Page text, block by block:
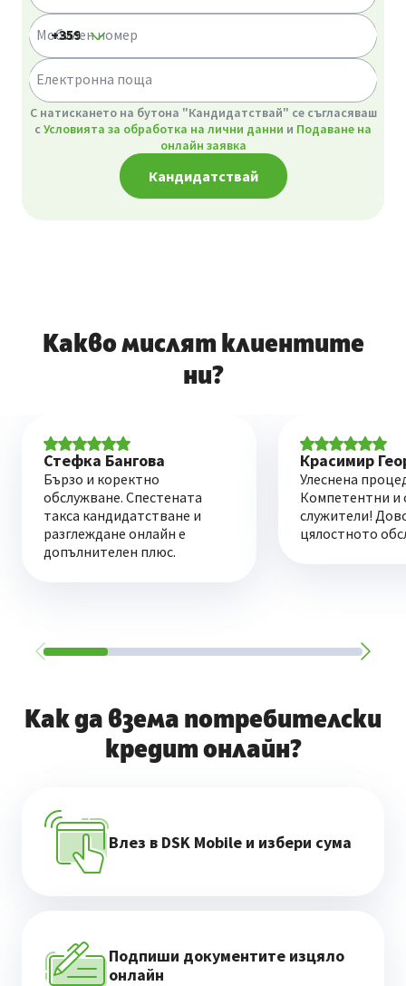
Мобилен номер
Електронна поща
GDPR
С натискането на бутона "Кандидатствай" се съгласяваш
с Условията за обработка на лични данни и Подаване на
онлайн заявка
Кандидатствай
Какво мислят клиентите
ни?
Стефка Бангова
Бързо и коректно
обслужване. Спестената
такса кандидатстване и
разглеждане онлайн е
допълнителен плюс.
Красимир
Улеснена
Компетентни и
служители!
цялостното
Как да взема потребителски
кредит онлайн?
Влез в DSK Mobile и избери сума
Подпиши документите изцяло
онлайн